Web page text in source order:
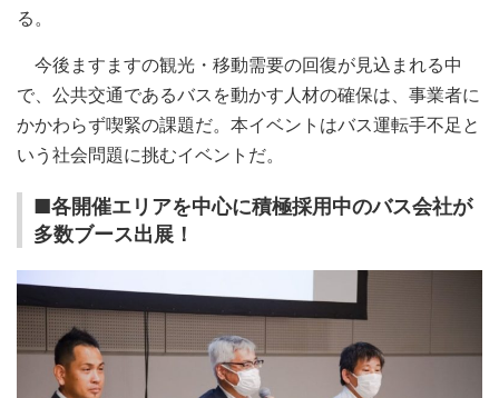
る。
今後ますますの観光・移動需要の回復が見込まれる中
で、公共交通であるバスを動かす人材の確保は、事業者に
かかわらず喫緊の課題だ。本イベントはバス運転手不足と
いう社会問題に挑むイベントだ。
■各開催エリアを中心に積極採用中のバス会社が
多数ブース出展！